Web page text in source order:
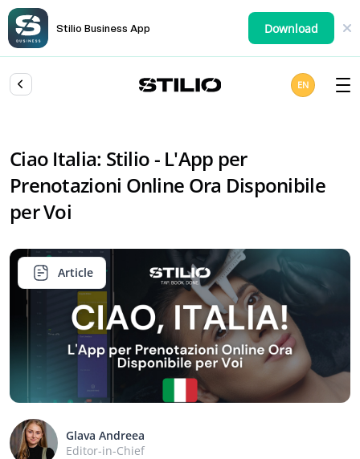
Stilio Business App Download
EN
Ciao Italia: Stilio - L'App per
Prenotazioni Online Ora Disponibile
per Voi
Article
Glava Andreea
Editor-in-Chief